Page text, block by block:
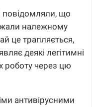
повідомляли, що
належному
це трапляється,
деякі легітимні
роботу через цю
антивірусними